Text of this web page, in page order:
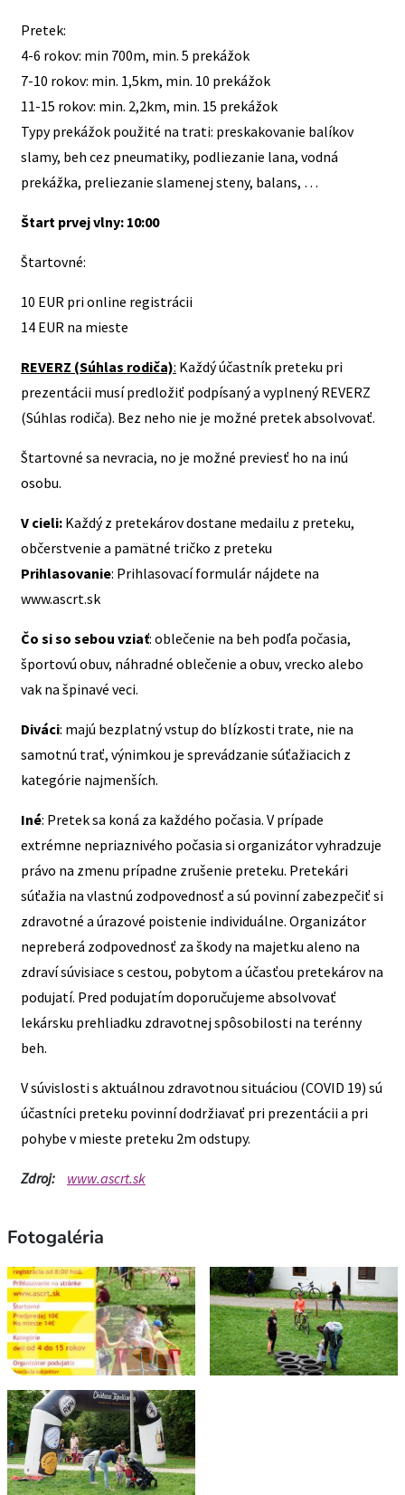
Pretek:
4-6 rokov: min 700m, min. 5 prekážok
7-10 rokov: min. 1,5km, min. 10 prekážok
11-15 rokov: min. 2,2km, min. 15 prekážok
Typy prekážok použité na trati: preskakovanie balíkov
slamy, beh cez pneumatiky, podliezanie lana, vodná
prekážka, preliezanie slamenej steny, balans, …
Štart prvej vlny: 10:00
Štartovné:
10 EUR pri online registrácii
14 EUR na mieste
REVERZ (Súhlas rodiča): Každý účastník preteku pri
prezentácii musí predložiť podpísaný a vyplnený REVERZ
(Súhlas rodiča). Bez neho nie je možné pretek absolvovať.
Štartovné sa nevracia, no je možné previesť ho na inú
osobu.
V cieli: Každý z pretekárov dostane medailu z preteku,
občerstvenie a pamätné tričko z preteku
Prihlasovanie: Prihlasovací formulár nájdete na
www.ascrt.sk
Čo si so sebou vziať: oblečenie na beh podľa počasia,
športovú obuv, náhradné oblečenie a obuv, vrecko alebo
vak na špinavé veci.
Diváci: majú bezplatný vstup do blízkosti trate, nie na
samotnú trať, výnimkou je sprevádzanie súťažiacich z
kategórie najmenších.
Iné: Pretek sa koná za každého počasia. V prípade
extrémne nepriaznivého počasia si organizátor vyhradzuje
právo na zmenu prípadne zrušenie preteku. Pretekári
súťažia na vlastnú zodpovednosť a sú povinní zabezpečiť si
zdravotné a úrazové poistenie individuálne. Organizátor
nepreberá zodpovednosť za škody na majetku aleno na
zdraví súvisiace s cestou, pobytom a účasťou pretekárov na
podujatí. Pred podujatím doporučujeme absolvovať
lekársku prehliadku zdravotnej spôsobilosti na terénny
beh.
V súvislosti s aktuálnou zdravotnou situáciou (COVID 19) sú
účastníci preteku povinní dodržiavať pri prezentácii a pri
pohybe v mieste preteku 2m odstupy.
Zdroj: www.ascrt.sk
Fotogaléria